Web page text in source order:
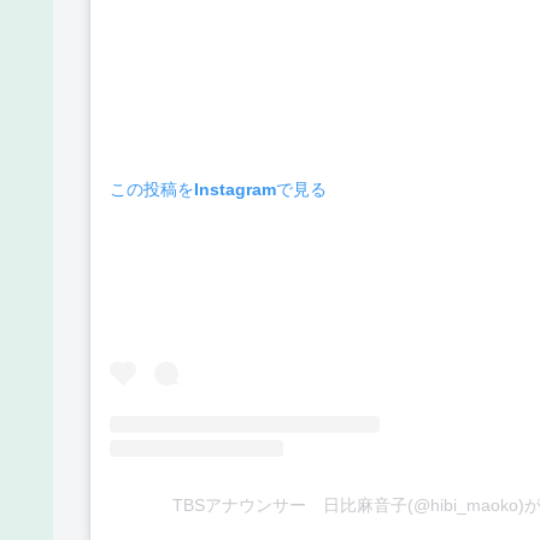
この投稿をInstagramで見る
TBSアナウンサー 日比麻音子(@hibi_maoko)